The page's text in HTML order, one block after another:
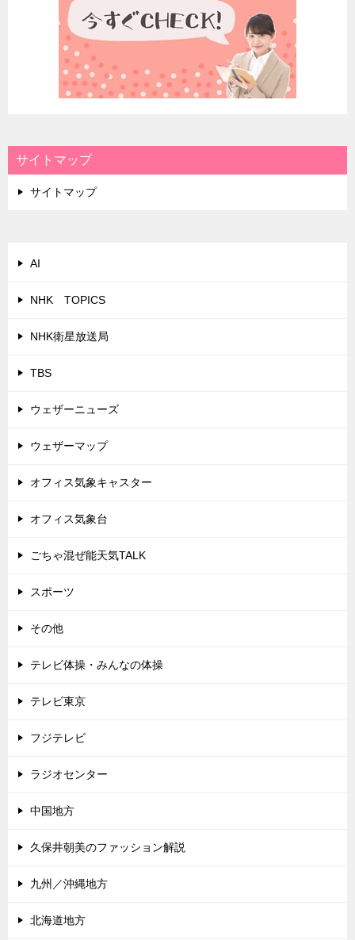
サイトマップ
サイトマップ
AI
NHK TOPICS
NHK衛星放送局
TBS
ウェザーニューズ
ウェザーマップ
オフィス気象キャスター
オフィス気象台
ごちゃ混ぜ能天気TALK
スポーツ
その他
テレビ体操・みんなの体操
テレビ東京
フジテレビ
ラジオセンター
中国地方
久保井朝美のファッション解説
九州／沖縄地方
北海道地方